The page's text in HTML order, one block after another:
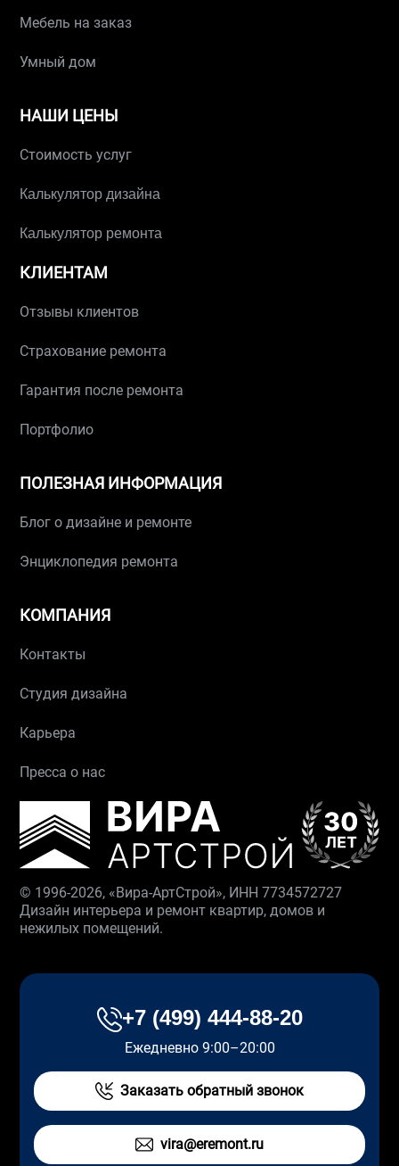
Мебель на заказ
Умный дом
НАШИ ЦЕНЫ
Стоимость услуг
Калькулятор дизайна
Калькулятор ремонта
КЛИЕНТАМ
Отзывы клиентов
Страхование ремонта
Гарантия после ремонта
Портфолио
ПОЛЕЗНАЯ ИНФОРМАЦИЯ
Блог о дизайне и ремонте
Энциклопедия ремонта
КОМПАНИЯ
Контакты
Студия дизайна
Карьера
Пресса о нас
© 1996-2026, «Вира-АртСтрой», ИНН 7734572727
Дизайн интерьера и ремонт квартир, домов и
нежилых помещений.
+7 (499) 444-88-20
Ежедневно 9:00–20:00
Заказать обратный звонок
vira@eremont.ru